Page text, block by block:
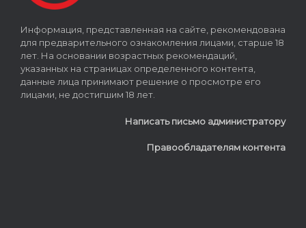
Информация, представленная на сайте, рекомендована
для предварительного ознакомления лицами, старше 18
лет. На основании возрастных рекомендаций,
указанных на страницах определенного контента,
данные лица принимают решение о просмотре его
лицами, не достигшим 18 лет.
Написать письмо администратору
Правообладателям контента